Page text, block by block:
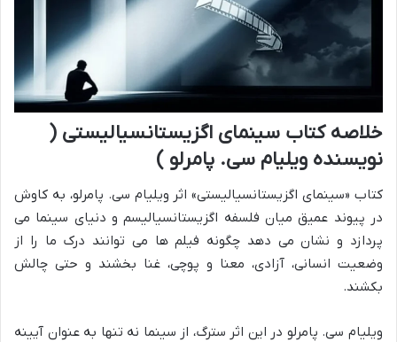
خلاصه کتاب سینمای اگزیستانسیالیستی (
نویسنده ویلیام سی. پامرلو )
کتاب «سینمای اگزیستانسیالیستی» اثر ویلیام سی. پامرلو، به کاوش
در پیوند عمیق میان فلسفه اگزیستانسیالیسم و دنیای سینما می
پردازد و نشان می دهد چگونه فیلم ها می توانند درک ما را از
وضعیت انسانی، آزادی، معنا و پوچی، غنا بخشند و حتی چالش
بکشند.
ویلیام سی. پامرلو در این اثر سترگ، از سینما نه تنها به عنوان آیینه